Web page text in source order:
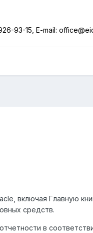
93-15, E-mail: office@
включая Главную
средств.
в